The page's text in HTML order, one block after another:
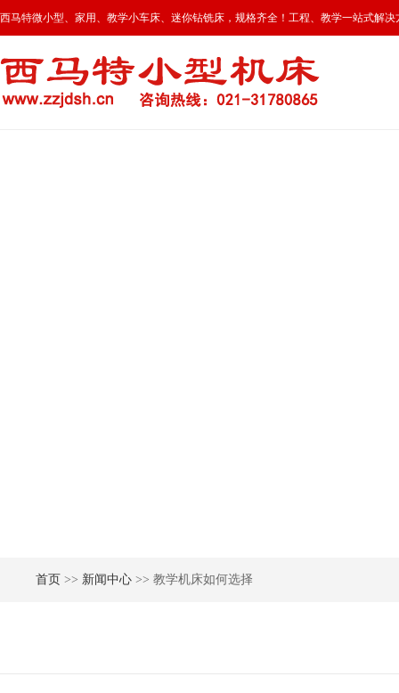
西马特微小型、家用、教学小车床、迷你钻铣床，规格齐全！工程、教学一站式解决
首页 >> 新闻中心 >> 教学机床如何选择